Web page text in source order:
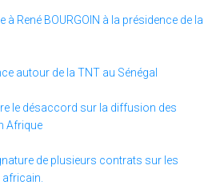
René BOURGOIN à la présidence de la
autour de la TNT au Sénégal
le désaccord sur la diffusion des
Afrique
de plusieurs contrats sur les